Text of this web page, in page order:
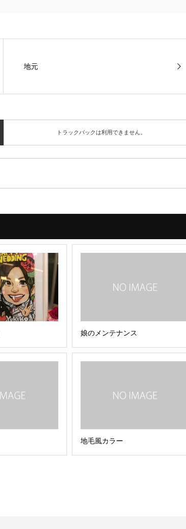
地元
トラックバックは利用できません。
娘のメンテナンス
地毛風カラー